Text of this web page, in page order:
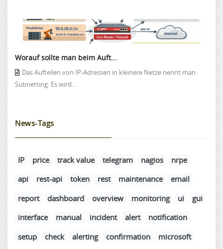
Worauf sollte man beim Auft...
Das Aufteilen von IP-Adressen in kleinere Netze nennt man
Subnetting. Es wird...
News-Tags
IP price track value telegram nagios
nrpe
api
rest-api token rest maintenance
email
report
dashboard overview monitoring ui
gui
interface
manual incident alert
notification
setup
check alerting confirmation
microsoft